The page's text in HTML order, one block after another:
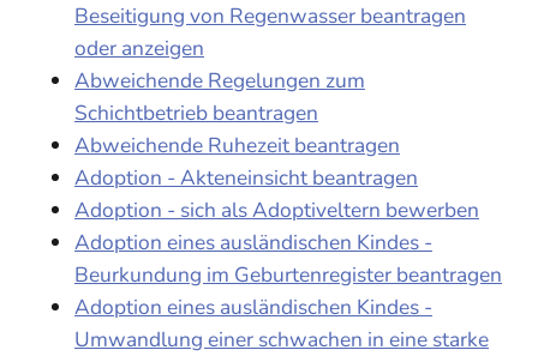
Beseitigung von Regenwasser beantragen
oder anzeigen
Abweichende Regelungen zum
Schichtbetrieb beantragen
Abweichende Ruhezeit beantragen
Adoption - Akteneinsicht beantragen
Adoption - sich als Adoptiveltern bewerben
Adoption eines ausländischen Kindes -
Beurkundung im Geburtenregister beantragen
Adoption eines ausländischen Kindes -
Umwandlung einer schwachen in eine starke